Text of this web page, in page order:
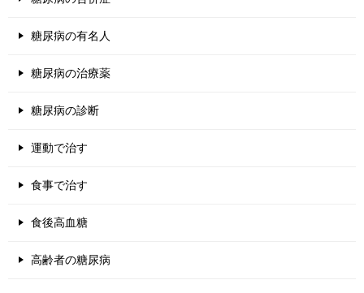
糖尿病の有名人
糖尿病の治療薬
糖尿病の診断
運動で治す
食事で治す
食後高血糖
高齢者の糖尿病